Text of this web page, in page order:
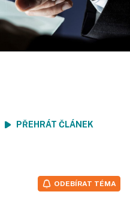
PŘEHRÁT ČLÁNEK
ODEBÍRAT TÉMA